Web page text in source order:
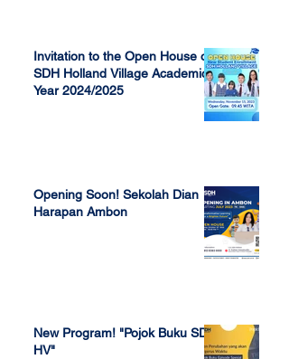
Invitation to the Open House of
SDH Holland Village Academic
Year 2024/2025
Opening Soon! Sekolah Dian
Harapan Ambon
New Program! "Pojok Buku SDH
HV"